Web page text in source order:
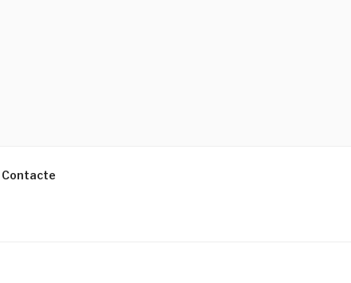
Contacte